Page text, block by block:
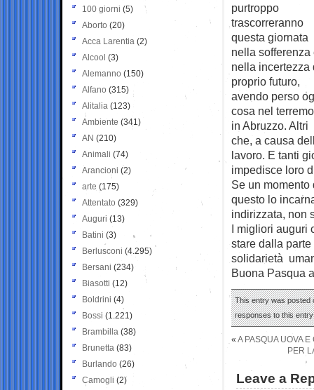
purtroppo
trascorreranno
questa giornata
nella sofferenza
nella incertezza
proprio futuro,
avendo perso
cosa nel
in Abruzzo. Altri
che, a causa
lavoro. E tanti
impedisce loro
Se un
questo lo
indirizzata, non
I migliori auguri
stare dalla
solidarietà
Buona Pasqua
This entry was posted
responses to this
« A PASQUA UOVA
PER
Leave a
100 giorni (5)
Aborto (20)
Acca Larentia (2)
Alcool (3)
Alemanno (150)
Alfano (315)
Alitalia (123)
Ambiente (341)
AN (210)
Animali (74)
Arancioni (2)
arte (175)
Attentato (329)
Auguri (13)
Batini (3)
Berlusconi (4.295)
Bersani (234)
Biasotti (12)
Boldrini (4)
Bossi (1.221)
Brambilla (38)
Brunetta (83)
Burlando (26)
Camogli (2)